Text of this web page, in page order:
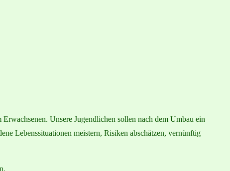
Unsere Jugendlichen sollen nach dem Umbau ein
Lebenssituationen meistern, Risiken abschätzen, vernünftig